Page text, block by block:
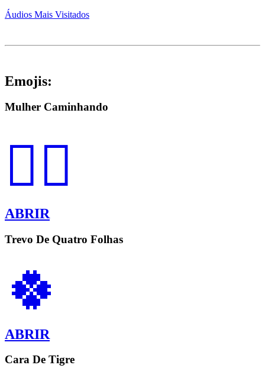
Áudios Mais Visitados
Emojis:
Mulher Caminhando
🚶‍♀️
ABRIR
Trevo De Quatro Folhas
🍀
ABRIR
Cara De Tigre